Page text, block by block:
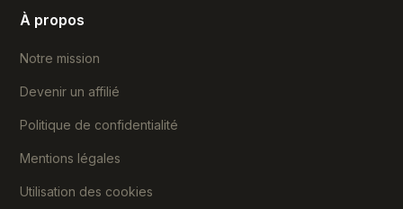
À propos
Notre mission
Devenir un affilié
Politique de confidentialité
Mentions légales
Utilisation des cookies